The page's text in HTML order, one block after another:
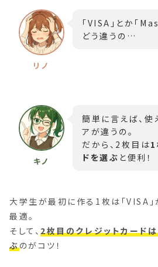
「VISA」とか「
どう違うの…
簡単に言えば、使
アが違うの。
だから、2枚目は1
ドを選ぶ と便利！
大学生が最初に作る1枚は「VISA
最適。
そして、2枚目のクレジットカードは
ぶのがコツ！